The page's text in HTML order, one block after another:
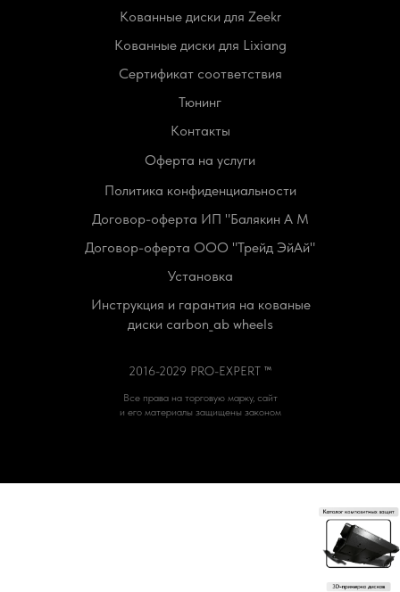
Все права на торговую марку, сайт
и его материалы защищены законом
2016-2029 PRO-EXPERT ™
Сертификат соответствия
Кованные диски для Lixiang
Кованные диски для Zeekr
Инструкция и гарантия на кованые
диски carbon_ab wheels
Установка
Договор-оферта ООО "Трейд ЭйАй"
Договор-оферта ИП "Балякин А М
Политика конфиденциальности
Оферта на услуги
Контакты
Тюнинг